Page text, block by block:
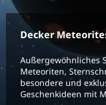
Decker
Außergewöhnliches
Meteoriten,
besondere und
Geschenkideen mit